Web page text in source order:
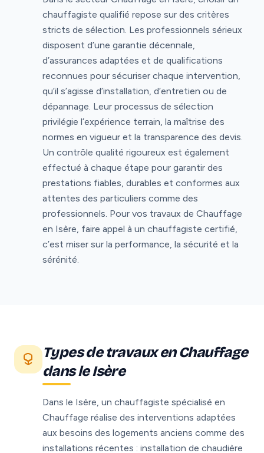
chauffagiste qualifié repose sur des critères
stricts de sélection. Les professionnels sérieux
disposent d’une garantie décennale,
d’assurances adaptées et de qualifications
reconnues pour sécuriser chaque intervention,
qu’il s’agisse d’installation, d’entretien ou de
dépannage. Leur processus de sélection
privilégie l’expérience terrain, la maîtrise des
normes en vigueur et la transparence des devis.
Un contrôle qualité rigoureux est également
effectué à chaque étape pour garantir des
prestations fiables, durables et conformes aux
attentes des particuliers comme des
professionnels. Pour vos travaux de Chauffage
en Isère, faire appel à un chauffagiste certifié,
c’est miser sur la performance, la sécurité et la
sérénité.
Types de travaux en Chauffage
dans le Isère
Dans le Isère, un chauffagiste spécialisé en
Chauffage réalise des interventions adaptées
aux besoins des logements anciens comme des
installations récentes : installation de chaudière